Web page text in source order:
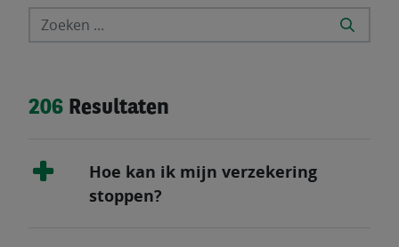
206 Resultaten
Hoe kan ik mijn verzekering
stoppen?